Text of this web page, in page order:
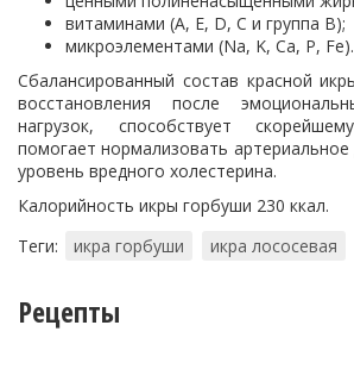
витаминами (A, E, D, C и группа В);
микроэлементами (Na, K, Ca, P, Fe).
Сбалансированный состав красной
восстановления после
нагрузок, способствует
помогает нормализовать артериальное
уровень вредного холестерина.
Калорийность икры горбуши 230 ккал.
Теги:
икра горбуши икра лососевая
Рецепты